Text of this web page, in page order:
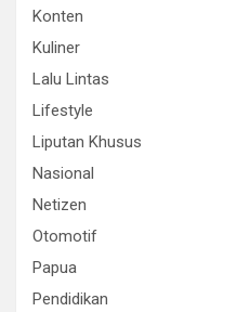
Konten
Kuliner
Lalu Lintas
Lifestyle
Liputan Khusus
Nasional
Netizen
Otomotif
Papua
Pendidikan